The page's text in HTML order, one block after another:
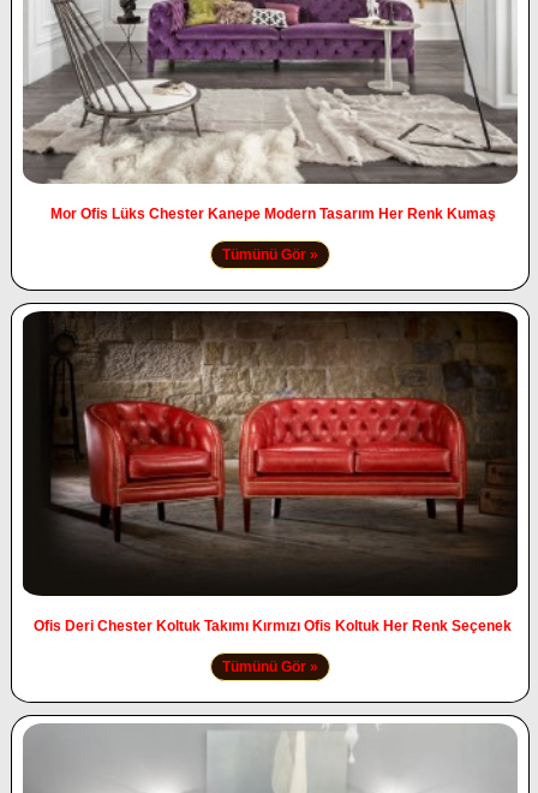
Mor Ofis Lüks Chester Kanepe Modern Tasarım Her Renk Kumaş
Tümünü Gör »
Ofis Deri Chester Koltuk Takımı Kırmızı Ofis Koltuk Her Renk Seçenek
Tümünü Gör »